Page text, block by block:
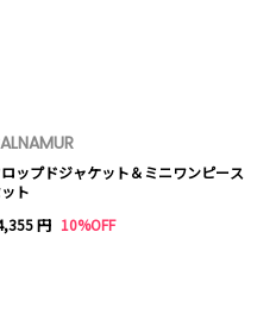
ップドジャケット＆ミニワンピース
ト
円 10%OFF